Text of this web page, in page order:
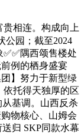
相连。构成向上
公园；截至2024
隅西颂售楼处
例的栖身盛宴
】努力于新型绿
托得天独厚的区
基调。山西反杀
物核心、山姆会
归 SKP同款水幕